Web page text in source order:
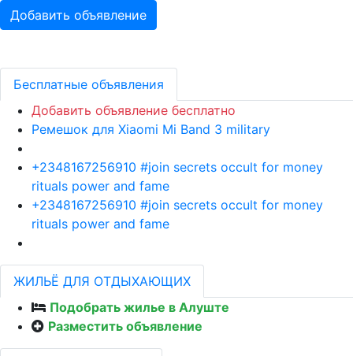
Добавить объявление
Бесплатные объявления
Добавить объявление бесплатно
Ремешок для Xiaomi Mi Band 3 military
+2348167256910 #join secrets occult for money
rituals power and fame
+2348167256910 #join secrets occult for money
rituals power and fame
ЖИЛЬЁ ДЛЯ ОТДЫХАЮЩИХ
Подобрать жилье в Алуште
Разместить объявление